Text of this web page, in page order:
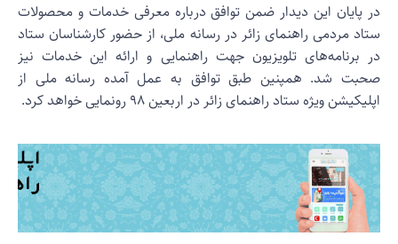
پایان این دیدار ضمن توافق درباره معرفی خدمات و محصولات
مردمی راهنمای زائر در رسانه ملی، از حضور کارشناسان ستاد
برنامه‌های تلویزیون جهت راهنمایی و ارائه این خدمات نیز
شد. همپنین طبق توافق به عمل آمده رسانه ملی از
ویژه ستاد راهنمای زائر در اربعین ۹۸ رونمایی خواهد کرد.